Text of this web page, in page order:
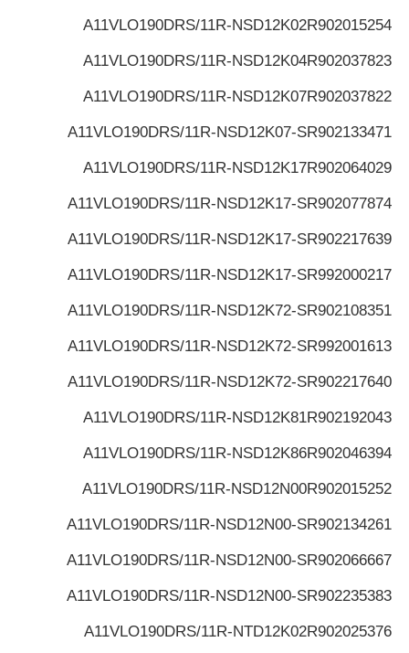
R902015254
A11VLO190DRS/11R-NSD12K02
R902037823
A11VLO190DRS/11R-NSD12K04
R902037822
A11VLO190DRS/11R-NSD12K07
R902133471
A11VLO190DRS/11R-NSD12K07-S
R902064029
A11VLO190DRS/11R-NSD12K17
R902077874
A11VLO190DRS/11R-NSD12K17-S
R902217639
A11VLO190DRS/11R-NSD12K17-S
R992000217
A11VLO190DRS/11R-NSD12K17-S
R902108351
A11VLO190DRS/11R-NSD12K72-S
R992001613
A11VLO190DRS/11R-NSD12K72-S
R902217640
A11VLO190DRS/11R-NSD12K72-S
R902192043
A11VLO190DRS/11R-NSD12K81
R902046394
A11VLO190DRS/11R-NSD12K86
R902015252
A11VLO190DRS/11R-NSD12N00
R902134261
A11VLO190DRS/11R-NSD12N00-S
R902066667
A11VLO190DRS/11R-NSD12N00-S
R902235383
A11VLO190DRS/11R-NSD12N00-S
R902025376
A11VLO190DRS/11R-NTD12K02